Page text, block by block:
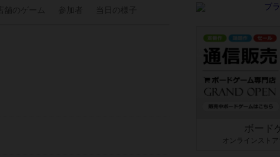
ボード
オンラインスト